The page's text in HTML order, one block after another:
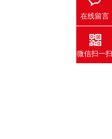
在线留言
微信扫一扫